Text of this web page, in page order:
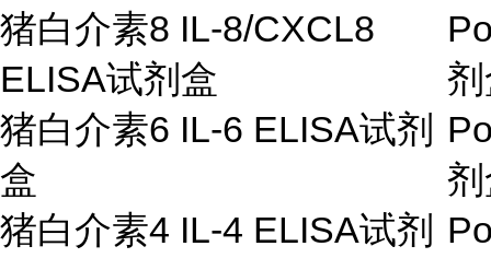
猪白介素8 IL-8/CXCL8
ELISA试剂盒
猪白介素6 IL-6 ELISA试剂
盒
猪白介素4 IL-4 ELISA试剂